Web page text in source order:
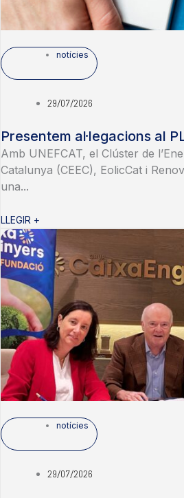
notícies
29/07/2026
Presentem al·legacions al
Amb UNEFCAT, el Clúster de
Catalunya (CEEC), EolicCat i
una...
LLEGIR +
notícies
29/07/2026